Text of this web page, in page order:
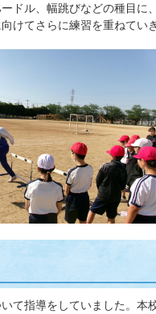
ドル、幅跳びなどの種目に
けてさらに練習を重ねてい
て指導をしていました。本